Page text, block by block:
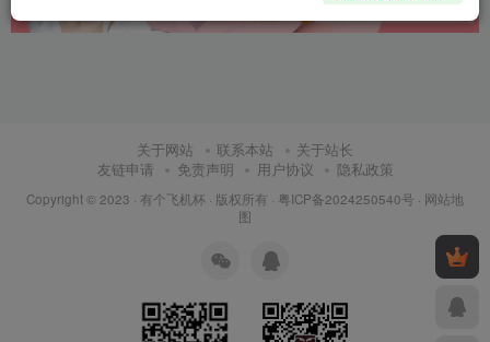
关于网站 联系本站
关于站长
友链申请
免责声明 用户协议 隐私政策
Copyright © 2023 · 有个飞机杯 · 版权所有 · 粤ICP备2024250540号 · 网站地
图